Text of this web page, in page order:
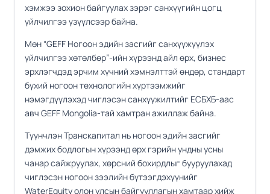
хэмжээ зохион байгуулах зэрэг санхүүгийн цогц
үйлчилгээ үзүүлсээр байна.
Мөн “GEFF Ногоон эдийн засгийг санхүүжүүлэх
үйлчилгээ хөтөлбөр”-ийн хүрээнд айл өрх, бизнес
эрхлэгчдэд эрчим хүчний хэмнэлттэй өндөр, стандарт
бүхий ногоон технологийн хүртээмжийг
нэмэгдүүлэхэд чиглэсэн санхүүжилтийг ЕСБХБ-аас
авч GEFF Mongolia-тай хамтран ажиллаж байна.
Түүнчлэн Транскапитал нь ногоон эдийн засгийг
дэмжих бодлогын хүрээнд өрх гэрийн ундны усны
чанар сайжруулах, хөрсний бохирдлыг бууруулахад
чиглэсэн ногоон зээлийн бүтээгдэхүүнийг
WaterEquity олон улсын байгууллагын хамтаар хийж